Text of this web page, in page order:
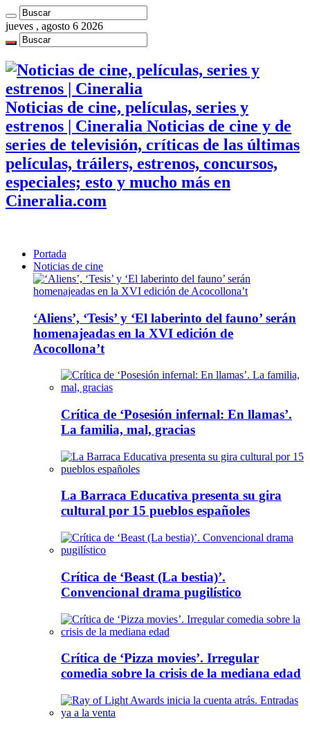
jueves , agosto 6 2026
Noticias de cine, películas, series y
estrenos | Cineralia Noticias de cine y de
series de televisión, críticas de las últimas
películas, tráilers, estrenos, concursos,
especiales; esto y mucho más en
Cineralia.com
Portada
Noticias de cine
‘Aliens’, ‘Tesis’ y ‘El laberinto del fauno’ serán
homenajeadas en la XVI edición de
Acocollona’t
Crítica de ‘Posesión infernal: En llamas’.
La familia, mal, gracias
La Barraca Educativa presenta su gira
cultural por 15 pueblos españoles
Crítica de ‘Beast (La bestia)’.
Convencional drama pugilístico
Crítica de ‘Pizza movies’. Irregular
comedia sobre la crisis de la mediana edad